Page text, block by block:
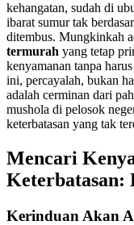
kehangatan, sudah di
ibarat sumur tak
ditembus. Mungkinkah
termurah yang tetap
kenyamanan tanpa
ini, percayalah, bukan
adalah cerminan dari
mushola di pelosok
keterbatasan yang tak
Mencari
Keterbatasan:
Kerinduan Akan